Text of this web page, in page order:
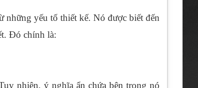
những yếu tố thiết kế. Nó được biết đến
Đó chính là:
nhiên, ý nghĩa ẩn chứa bên trong nó